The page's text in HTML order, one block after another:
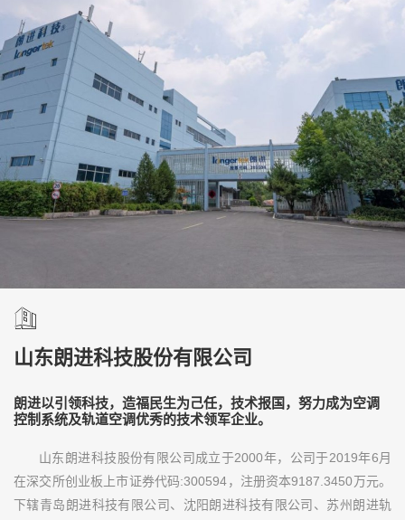
山东朗进科技股份有限公司
朗进以引领科技，造福民生为己任，技术报国，努力成为空调
控制系统及轨道空调优秀的技术领军企业。
山东朗进科技股份有限公司成立于2000年，公司于2019年6月
在深交所创业板上市证券代码:300594，注册资本9187.3450万元。
下辖青岛朗进科技有限公司、沈阳朗进科技有限公司、苏州朗进轨